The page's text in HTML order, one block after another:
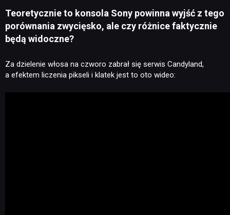
Teoretycznie to konsola Sony powinna wyjść z tego
porównania zwycięsko, ale czy różnice faktycznie
będą widoczne?
Za dzielenie włosa na czworo zabrał się serwis Candyland,
a efektem liczenia pikseli i klatek jest to oto wideo: